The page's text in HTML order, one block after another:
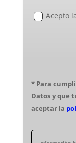
Fontaneros
Fontaneros
Fontaneros
Fontaneros
Fontaneros
Acepto
* Para
Datos y que
aceptar la